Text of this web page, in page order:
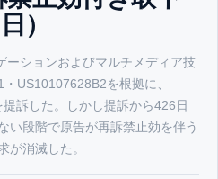
）
ーションおよびマルチメディア技
US10107628B2を根拠に、
訴した。しかし提訴から426日
い段階で原告が再訴禁止効を伴う
が消滅した。